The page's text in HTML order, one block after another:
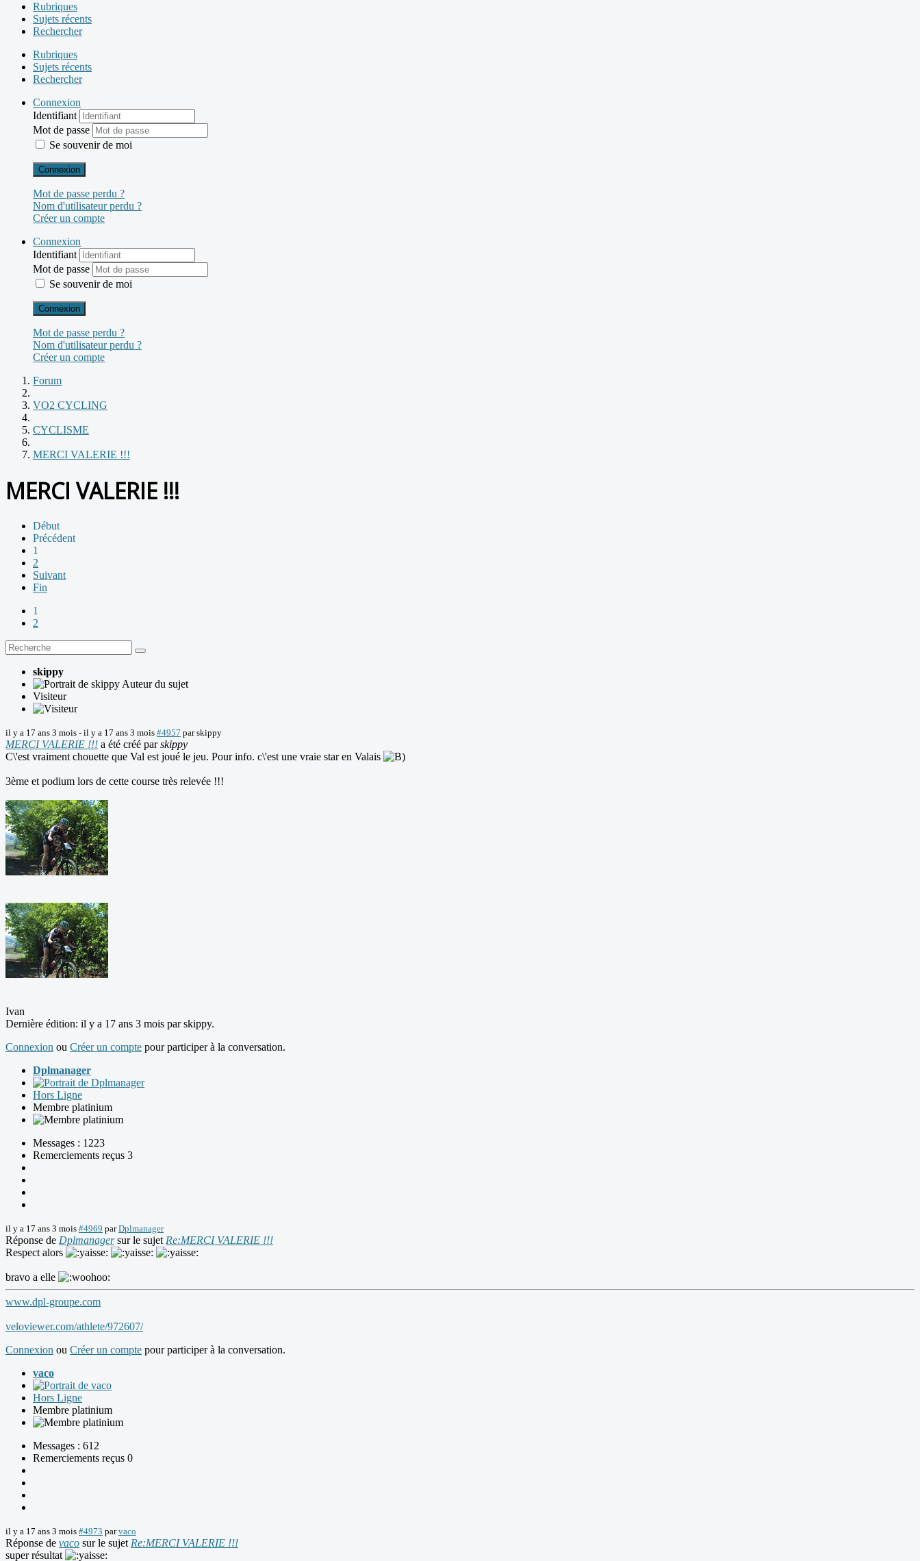
Rubriques
Sujets récents
Rechercher
Rubriques
Sujets récents
Rechercher
Connexion
Identifiant
Mot de passe
Se souvenir de moi
Connexion
Mot de passe perdu ?
Nom d'utilisateur perdu ?
Créer un compte
Connexion
Identifiant
Mot de passe
Se souvenir de moi
Connexion
Mot de passe perdu ?
Nom d'utilisateur perdu ?
Créer un compte
Forum
VO2 CYCLING
CYCLISME
MERCI VALERIE !!!
MERCI VALERIE !!!
Début
Précédent
1
2
Suivant
Fin
1
2
skippy
Auteur du sujet
Visiteur
il y a 17 ans 3 mois - il y a 17 ans 3 mois #4957 parskippy
MERCI VALERIE !!! a été créé parskippy
C\'est vraiment chouette que Val est joué le jeu. Pour info. c\'est une vraie star en Valais
3ème et podium lors de cette course très relevée !!!
Ivan
Dernière édition: il y a 17 ans 3 mois parskippy.
Connexion ou Créer un compte pour participer à la conversation.
Dplmanager
Hors Ligne
Membre platinium
Messages : 1223
Remerciements reçus 3
il y a 17 ans 3 mois #4969 parDplmanager
Réponse de Dplmanagersur le sujet Re:MERCI VALERIE !!!
Respect alors
bravo a elle
www.dpl-groupe.com
veloviewer.com/athlete/972607/
Connexion ou Créer un compte pour participer à la conversation.
vaco
Hors Ligne
Membre platinium
Messages : 612
Remerciements reçus 0
il y a 17 ans 3 mois #4973 parvaco
Réponse de vaco sur le sujet Re:MERCI VALERIE !!!
super résultat